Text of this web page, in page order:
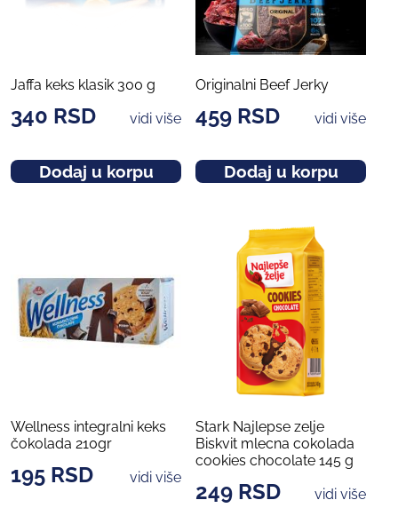
Jaffa keks klasik 300 g
340 RSD vidi više
Dodaj u korpu
Originalni Beef Jerky
459 RSD vidi više
Dodaj u korpu
Wellness integralni keks
čokolada 210gr
195 RSD vidi više
Stark Najlepse zelje
Biskvit mlecna cokolada
cookies chocolate 145 g
249 RSD vidi više